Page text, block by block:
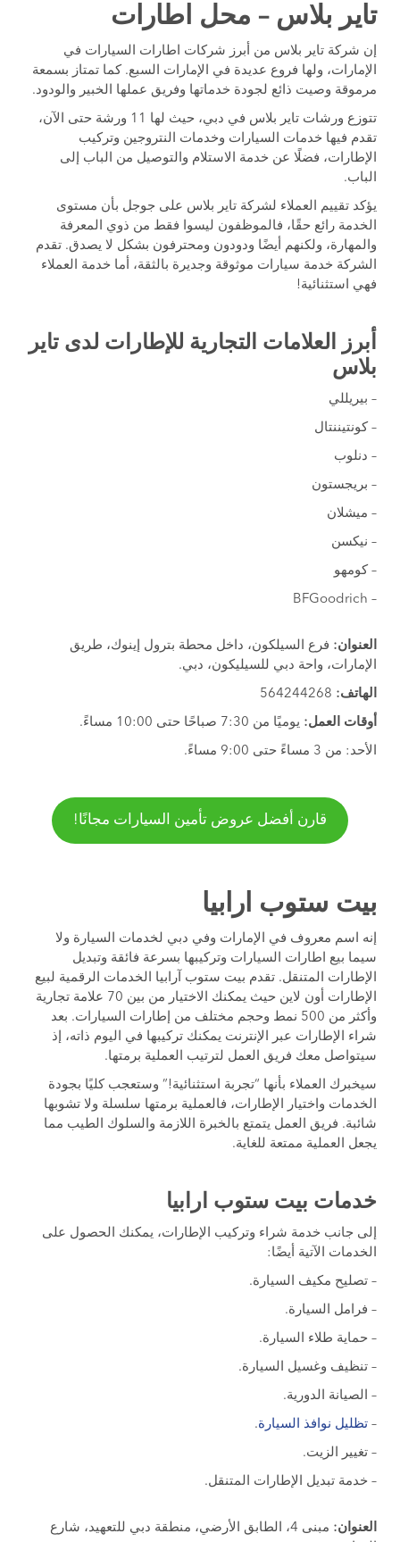
تاير بلاس – محل اطارات
إن شركة تاير بلاس من أبرز شركات اطارات السيارات في
الإمارات، ولها فروع عديدة في الإمارات السبع. كما تمتاز بسمعة
مرموقة وصيت ذائع لجودة خدماتها وفريق عملها الخبير والودود.
تتوزع ورشات تاير بلاس في دبي، حيث لها 11 ورشة حتى الآن،
تقدم فيها خدمات السيارات وخدمات النتروجين وتركيب
الإطارات، فضلًا عن خدمة الاستلام والتوصيل من الباب إلى
الباب.
يؤكد تقييم العملاء لشركة تاير بلاس على جوجل بأن مستوى
الخدمة رائع حقًا، فالموظفون ليسوا فقط من ذوي المعرفة
والمهارة، ولكنهم أيضًا ودودون ومحترفون بشكل لا يصدق. تقدم
الشركة خدمة سيارات موثوقة وجديرة بالثقة، أما خدمة العملاء
فهي استثنائية!
أبرز العلامات التجارية للإطارات لدى تاير
بلاس
– بيريللي
– كونتيننتال
– دنلوب
– بريجستون
– ميشلان
– نيكسن
– كومهو
– BFGoodrich
العنوان: فرع السيلكون، داخل محطة بترول إينوك، طريق
الإمارات، واحة دبي للسيليكون، دبي.
الهاتف:
أوقات العمل: يوميًا من 7:30 صباحًا حتى 10:00 مساءً.
الأحد: من 3 مساءً حتى 9:00 مساءً.
قارن أفضل عروض تأمين السيارات مجانًا!
بيت ستوب ارابيا
إنه اسم معروف في الإمارات وفي دبي لخدمات السيارة ولا
سيما بيع اطارات السيارات وتركيبها بسرعة فائقة وتبديل
الإطارات المتنقل. تقدم بيت ستوب آرابيا الخدمات الرقمية لبيع
الإطارات أون لاين حيث يمكنك الاختيار من بين 70 علامة تجارية
وأكثر من 500 نمط وحجم مختلف من إطارات السيارات. بعد
شراء الإطارات عبر الإنترنت يمكنك تركيبها في اليوم ذاته، إذ
سيتواصل معك فريق العمل لترتيب العملية برمتها.
سيخبرك العملاء بأنها “تجربة استثنائية!” وستعجب كليًا بجودة
الخدمات واختيار الإطارات، فالعملية برمتها سلسلة ولا تشوبها
شائبة. فريق العمل يتمتع بالخبرة اللازمة والسلوك الطيب مما
يجعل العملية ممتعة للغاية.
خدمات بيت ستوب ارابيا
إلى جانب خدمة شراء وتركيب الإطارات، يمكنك الحصول على
الخدمات الآتية أيضًا:
– تصليح مكيف السيارة.
– فرامل السيارة.
– حماية طلاء السيارة.
– تنظيف وغسيل السيارة.
– الصيانة الدورية.
–تظليل نوافذ السيارة.
– تغيير الزيت.
– خدمة تبديل الإطارات المتنقل.
العنوان:
مبنى 4، الطابق الأرضي، منطقة دبي للتعهيد، شارع